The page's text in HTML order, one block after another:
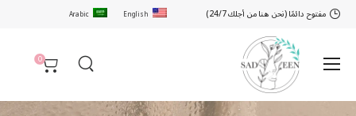
مفتوح دائمًا (نحن هنا من أجلك 24/7) English
Arabic
0